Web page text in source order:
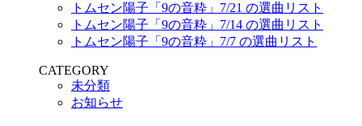
トムセン陽子「9の音粋」7/21 の選曲リスト
トムセン陽子「9の音粋」7/14 の選曲リスト
トムセン陽子「9の音粋」7/7 の選曲リスト
CATEGORY
未分類
お知らせ